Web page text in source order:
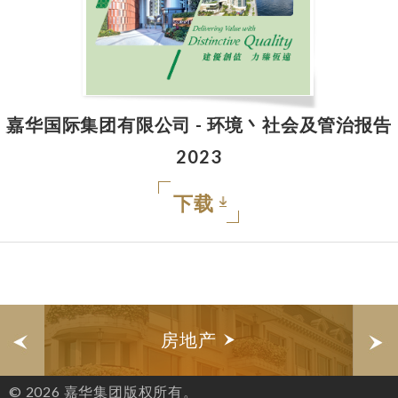
嘉华国际集团有限公司 - 环境丶社会及管治报告
2023
下载
房地产
© 2026 嘉华集团版权所有。